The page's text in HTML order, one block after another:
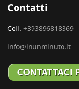
Contatti
Cell. +393896818369
info@inunminuto.it